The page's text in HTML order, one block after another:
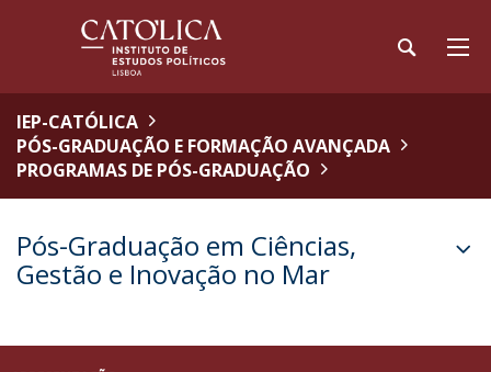
IEP-CATÓLICA
PÓS-GRADUAÇÃO E FORMAÇÃO AVANÇADA
PROGRAMAS DE PÓS-GRADUAÇÃO
Pós-Graduação em Ciências,
Gestão e Inovação no Mar